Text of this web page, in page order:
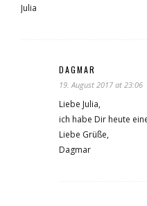
Julia
DAGMAR
19. August 2017 at 23:06
Liebe Julia,
ich habe Dir heute
Liebe Grüße,
Dagmar